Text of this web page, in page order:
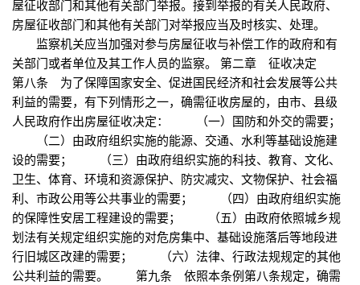
屋征收部门和其他有关部门举报。接到举报的有关人民政府、
房屋征收部门和其他有关部门对举报应当及时核实、处理。
监察机关应当加强对参与房屋征收与补偿工作的政府和有
关部门或者单位及其工作人员的监察。 第二章 征收决定
第八条 为了保障国家安全、促进国民经济和社会发展等公共
利益的需要，有下列情形之一，确需征收房屋的，由市、县级
人民政府作出房屋征收决定： （一）国防和外交的需要；
（二）由政府组织实施的能源、交通、水利等基础设施建
设的需要； （三）由政府组织实施的科技、教育、文化、
卫生、体育、环境和资源保护、防灾减灾、文物保护、社会福
利、市政公用等公共事业的需要； （四）由政府组织实施
的保障性安居工程建设的需要； （五）由政府依照城乡规
划法有关规定组织实施的对危房集中、基础设施落后等地段进
行旧城区改建的需要； （六）法律、行政法规规定的其他
公共利益的需要。 第九条 依照本条例第八条规定，确需